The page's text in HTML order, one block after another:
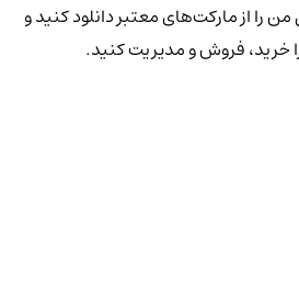
را از مارکت‌های معتبر دانلود کنید و
خرید، فروش و مدیریت کنید.